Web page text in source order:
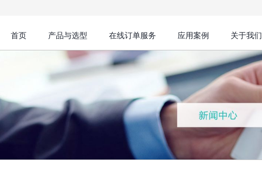
首页 产品与选型 在线订单服务 应用案例 关于我们